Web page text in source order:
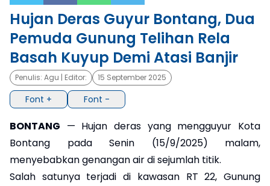
×
Hujan Deras Guyur Bontang, Dua
Pemuda Gunung Telihan Rela
Basah Kuyup Demi Atasi Banjir
Penulis: Agu | Editor: 15 September 2025
Font + Font -
BONTANG — Hujan deras yang mengguyur Kota
Bontang pada Senin (15/9/2025) malam,
menyebabkan genangan air di sejumlah titik.
Salah satunya terjadi di kawasan RT 22, Gunung